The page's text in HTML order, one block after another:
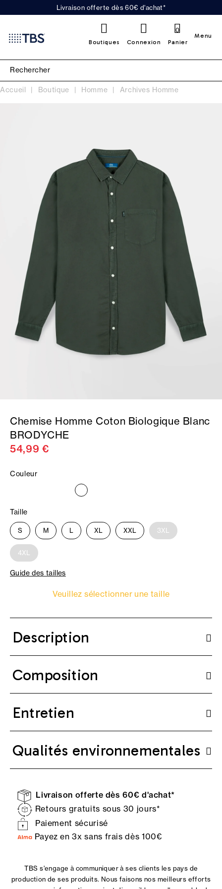
Livraison offerte dès 60€ d'achat*
Boutiques Connexion Panier
0
Menu
Accueil Boutique Homme Archives Homme
Chemise Homme Coton Biologique Blanc
BRODYCHE
54,99 €
Couleur
Taille
S M L XL XXL 3XL
4XL
Guide des tailles
Veuillez sélectionner une taille
Description
Composition
Entretien
Qualités environnementales
Livraison offerte dès 60€ d'achat*
Retours gratuits sous 30 jours*
Paiement sécurisé
Payez en 3x sans frais dès 100€
TBS s'engage à communiquer à ses clients les pays de
production de ses produits. Nous faisons nos meilleurs efforts